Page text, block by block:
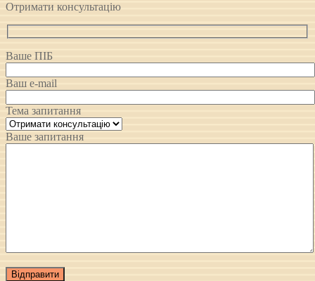
Отримати консультацію
Ваше ПІБ
Ваш e-mail
Тема запитання
Ваше запитання